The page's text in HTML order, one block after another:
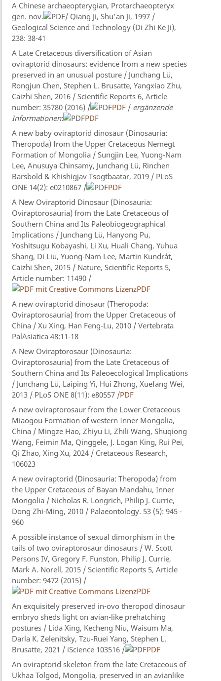
A Chinese archaeopterygian, Protarchaeopteryx
gen. nov.
/ Qiang Ji, Shu’an Ji, 1997 /
Geological Science and Technology (Di Zhi Ke Ji),
238: 38-41
A Late Cretaceous diversification of Asian
oviraptorid dinosaurs: evidence from a new species
preserved in an unusual posture / Junchang Lü,
Rongjun Chen, Stephen L. Brusatte, Yangxiao Zhu,
Caizhi Shen, 2016 / Scientific Reports 6, Article
number: 35780 (2016) /
PDF / ergänzende
Informationen:
PDF
A new baby oviraptorid dinosaur (Dinosauria:
Theropoda) from the Upper Cretaceous Nemegt
Formation of Mongolia / Sungjin Lee, Yuong-Nam
Lee, Anusuya Chinsamy, Junchang Lü, Rinchen
Barsbold & Khishigjav Tsogtbaatar, 2019 / PLoS
ONE 14(2): e0210867 /
PDF
A New Oviraptorid Dinosaur (Dinosauria:
Oviraptorosauria) from the Late Cretaceous of
Southern China and Its Paleobiogeographical
Implications / Junchang Lü, Hanyong Pu,
Yoshitsugu Kobayashi, Li Xu, Huali Chang, Yuhua
Shang, Di Liu, Yuong-Nam Lee, Martin Kundrát,
Caizhi Shen, 2015 / Nature, Scientific Reports 5,
Article number: 11490 /
PDF
A new oviraptorid dinosaur (Theropoda:
Oviraptorosauria) from the Upper Cretaceous of
China / Xu Xing, Han Feng-Lu, 2010 / Vertebrata
PalAsiatica 48:11-18
A New Oviraptorosaur (Dinosauria:
Oviraptorosauria) from the Late Cretaceous of
Southern China and Its Paleoecological Implications
/ Junchang Lü, Laiping Yi, Hui Zhong, Xuefang Wei,
2013 / PLoS ONE 8(11): e80557 /PDF
A new oviraptorosaur from the Lower Cretaceous
Miaogou Formation of western Inner Mongolia,
China / Mingze Hao, Zhiyu Li, Zhili Wang, Shuqiong
Wang, Feimin Ma, Qinggele, J. Logan King, Rui Pei,
Qi Zhao, Xing Xu, 2024 / Cretaceous Research,
106023
A new oviraptorid (Dinosauria: Theropoda) from
the Upper Cretaceous of Bayan Mandahu, Inner
Mongolia / Nicholas R. Longrich, Philip J. Currie,
Dong Zhi-Ming, 2010 / Palaeontology. 53 (5): 945 -
960
A possible instance of sexual dimorphism in the
tails of two oviraptorosaur dinosaurs / W. Scott
Persons IV, Gregory F. Funston, Philip J. Currie,
Mark A. Norell, 2015 / Scientific Reports 5, Article
number: 9472 (2015) /
PDF
An exquisitely preserved in-ovo theropod dinosaur
embryo sheds light on avian-like prehatching
postures / Lida Xing, Kecheng Niu, Waisum Ma,
Darla K. Zelenitsky, Tzu-Ruei Yang, Stephen L.
Brusatte, 2021 / iScience 103516 /
PDF
An oviraptorid skeleton from the late Cretaceous of
Ukhaa Tolgod, Mongolia, preserved in an avianlike